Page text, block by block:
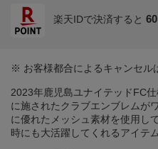
楽天IDで決済すると 60
※ お客様都合によるキャンセル
2023年鹿児島ユナイテッドFC
に施されたクラブエンブレムが
に優れたメッシュ素材を使用し
時にも大活躍してくれるアイテム